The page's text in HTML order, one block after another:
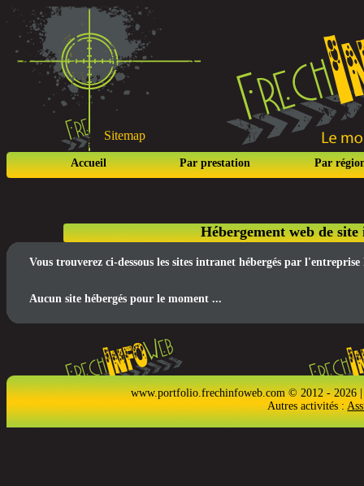
Sitemap
Accueil Par prestation Par
Hébergement web de
Vous trouverez ci-dessous les sites intranet hébergés par
Aucun site hébergés pour le moment ...
www.portfolio.frechinfoweb.com © 2012 - 2026
Autres activités :